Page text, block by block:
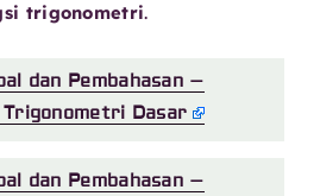
trigonometri.
dan Pembahasan –
Trigonometri Dasar
dan Pembahasan –